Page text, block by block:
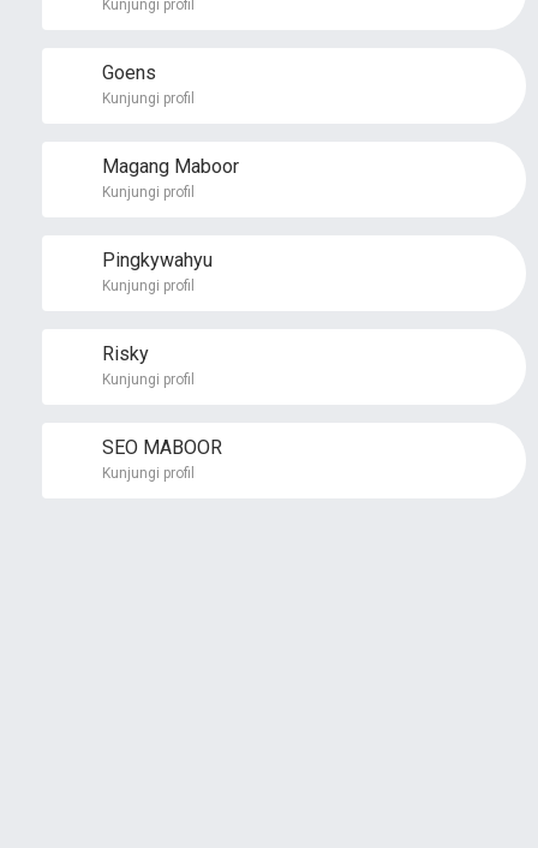
Kunjungi profil
Goens
Kunjungi profil
Magang Maboor
Kunjungi profil
Pingkywahyu
Kunjungi profil
Risky
Kunjungi profil
SEO MABOOR
Kunjungi profil